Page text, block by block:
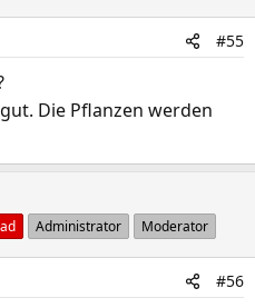
#55
Die Pflanzen werden
Administrator Moderator
#56